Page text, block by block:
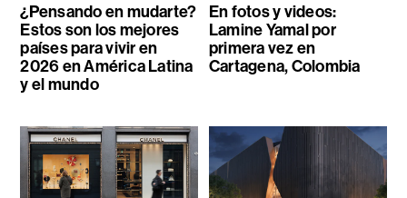
¿Pensando en mudarte?
Estos son los mejores
países para vivir en
2026 en América Latina
y el mundo
En fotos y videos:
Lamine Yamal por
primera vez en
Cartagena, Colombia